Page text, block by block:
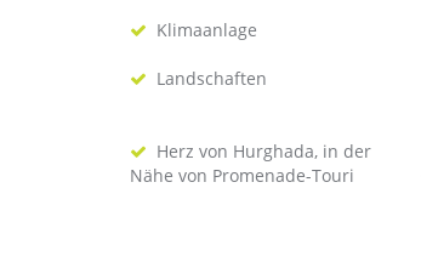
Klimaanlage
Landschaften
Herz von Hurghada, in der
Nähe von Promenade-Touri